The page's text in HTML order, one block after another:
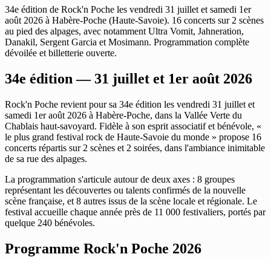
34e édition de Rock'n Poche les vendredi 31 juillet et samedi 1er
août 2026 à Habère-Poche (Haute-Savoie). 16 concerts sur 2 scènes
au pied des alpages, avec notamment Ultra Vomit, Jahneration,
Danakil, Sergent Garcia et Mosimann. Programmation complète
dévoilée et billetterie ouverte.
34e édition — 31 juillet et 1er août 2026
Rock'n Poche revient pour sa 34e édition les vendredi 31 juillet et
samedi 1er août 2026 à Habère-Poche, dans la Vallée Verte du
Chablais haut-savoyard. Fidèle à son esprit associatif et bénévole, «
le plus grand festival rock de Haute-Savoie du monde » propose 16
concerts répartis sur 2 scènes et 2 soirées, dans l'ambiance inimitable
de sa rue des alpages.
La programmation s'articule autour de deux axes : 8 groupes
représentant les découvertes ou talents confirmés de la nouvelle
scène française, et 8 autres issus de la scène locale et régionale. Le
festival accueille chaque année près de 11 000 festivaliers, portés par
quelque 240 bénévoles.
Programme Rock'n Poche 2026